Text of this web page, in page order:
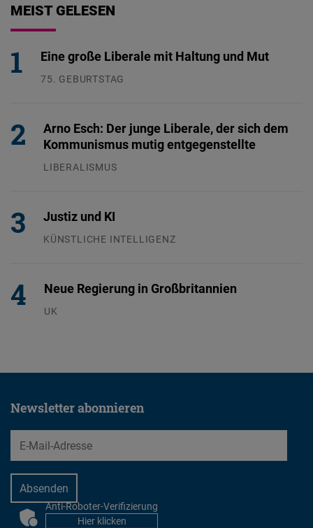
MEIST GELESEN
Eine große Liberale mit Haltung und Mut
75. GEBURTSTAG
Arno Esch: Der junge Liberale, der sich dem
Kommunismus mutig entgegenstellte
LIBERALISMUS
Justiz und KI
KÜNSTLICHE INTELLIGENZ
Neue Regierung in Großbritannien
UK
Newsletter abonnieren
EMail
CAPTCHAAnti-Roboter-Verifizierung
Hier klicken